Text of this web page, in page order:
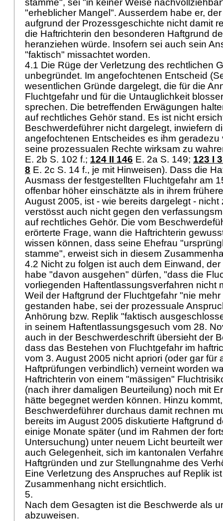
stamme", sei "in keiner Weise
"erheblicher Mangel". Ausserdem habe er,
aufgrund der Prozessgeschichte nicht damit
die Haftrichterin den besonderen Haftgrund
heranziehen würde. Insofern sei auch sein
"faktisch" missachtet worden.
4.1 Die Rüge der Verletzung des rechtlichen
unbegründet. Im angefochtenen Entscheid
wesentlichen Gründe dargelegt, die für die
Fluchtgefahr und für die Untauglichkeit
sprechen. Die betreffenden Erwägungen
auf rechtliches Gehör stand. Es ist nicht
Beschwerdeführer nicht dargelegt, inwiefern
angefochtenen Entscheides es ihm geradezu
seine prozessualen Rechte wirksam zu
E. 2b S. 102 f.; 124 II 146 E. 2a S. 149; 123 I
8 E. 2c S. 14 f., je mit Hinweisen). Dass die
Ausmass der festgestellten Fluchtgefahr am
offenbar höher einschätzte als in ihrem
August 2005, ist - wie bereits dargelegt -
verstösst auch nicht gegen den
auf rechtliches Gehör. Die vom
erörterte Frage, wann die Haftrichterin
wissen können, dass seine Ehefrau
stamme", erweist sich in diesem
4.2 Nicht zu folgen ist auch dem Einwand,
habe "davon ausgehen" dürfen, "dass die
vorliegenden Haftentlassungsverfahren nicht
Weil der Haftgrund der Fluchtgefahr "nie
gestanden habe, sei der prozessuale
Anhörung bzw. Replik "faktisch
in seinem Haftentlassungsgesuch vom 28.
auch in der Beschwerdeschrift übersieht der
dass das Bestehen von Fluchtgefahr im
vom 3. August 2005 nicht apriori (oder gar für
Haftprüfungen verbindlich) verneint worden
Haftrichterin von einem "mässigen"
(nach ihrer damaligen Beurteilung) noch mit
hätte begegnet werden können. Hinzu
Beschwerdeführer durchaus damit rechnen
bereits im August 2005 diskutierte Haftgrund
einige Monate später (und im Rahmen der
Untersuchung) unter neuem Licht beurteilt
auch Gelegenheit, sich im kantonalen
Haftgründen und zur Stellungnahme des
Eine Verletzung des Anspruches auf Replik
Zusammenhang nicht ersichtlich.
5.
Nach dem Gesagten ist die Beschwerde als
abzuweisen.